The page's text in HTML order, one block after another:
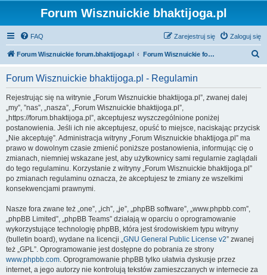
Forum Wisznuickie bhaktijoga.pl
FAQ Zaloguj się
Zarejestruj się
Forum Wisznuickie forum.bhaktijoga.pl Forum Wisznuickie forum.bhaktijoga.pl
Forum Wisznuickie bhaktijoga.pl - Regulamin
Rejestrując się na witrynie „Forum Wisznuickie bhaktijoga.pl”, zwanej dalej
„my”, ”nas”, „nasza”, „Forum Wisznuickie bhaktijoga.pl”,
„https://forum.bhaktijoga.pl”, akceptujesz wyszczególnione poniżej
postanowienia. Jeśli ich nie akceptujesz, opuść to miejsce, naciskając przycisk
„Nie akceptuję”. Administracja witryny „Forum Wisznuickie bhaktijoga.pl” ma
prawo w dowolnym czasie zmienić poniższe postanowienia, informując cię o
zmianach, niemniej wskazane jest, aby użytkownicy sami regularnie zaglądali
do tego regulaminu. Korzystanie z witryny „Forum Wisznuickie bhaktijoga.pl”
po zmianach regulaminu oznacza, że akceptujesz te zmiany ze wszelkimi
konsekwencjami prawnymi.
Nasze fora zwane też „one”, „ich”, „je”, „phpBB software”, „www.phpbb.com”,
„phpBB Limited”, „phpBB Teams” działają w oparciu o oprogramowanie
wykorzystujące technologię phpBB, która jest środowiskiem typu witryny
(bulletin board), wydane na licencji „GNU General Public License v2” zwanej
też „GPL”. Oprogramowanie jest dostępne do pobrania ze strony
www.phpbb.com. Oprogramowanie phpBB tylko ułatwia dyskusje przez
internet, a jego autorzy nie kontrolują tekstów zamieszczanych w internecie za